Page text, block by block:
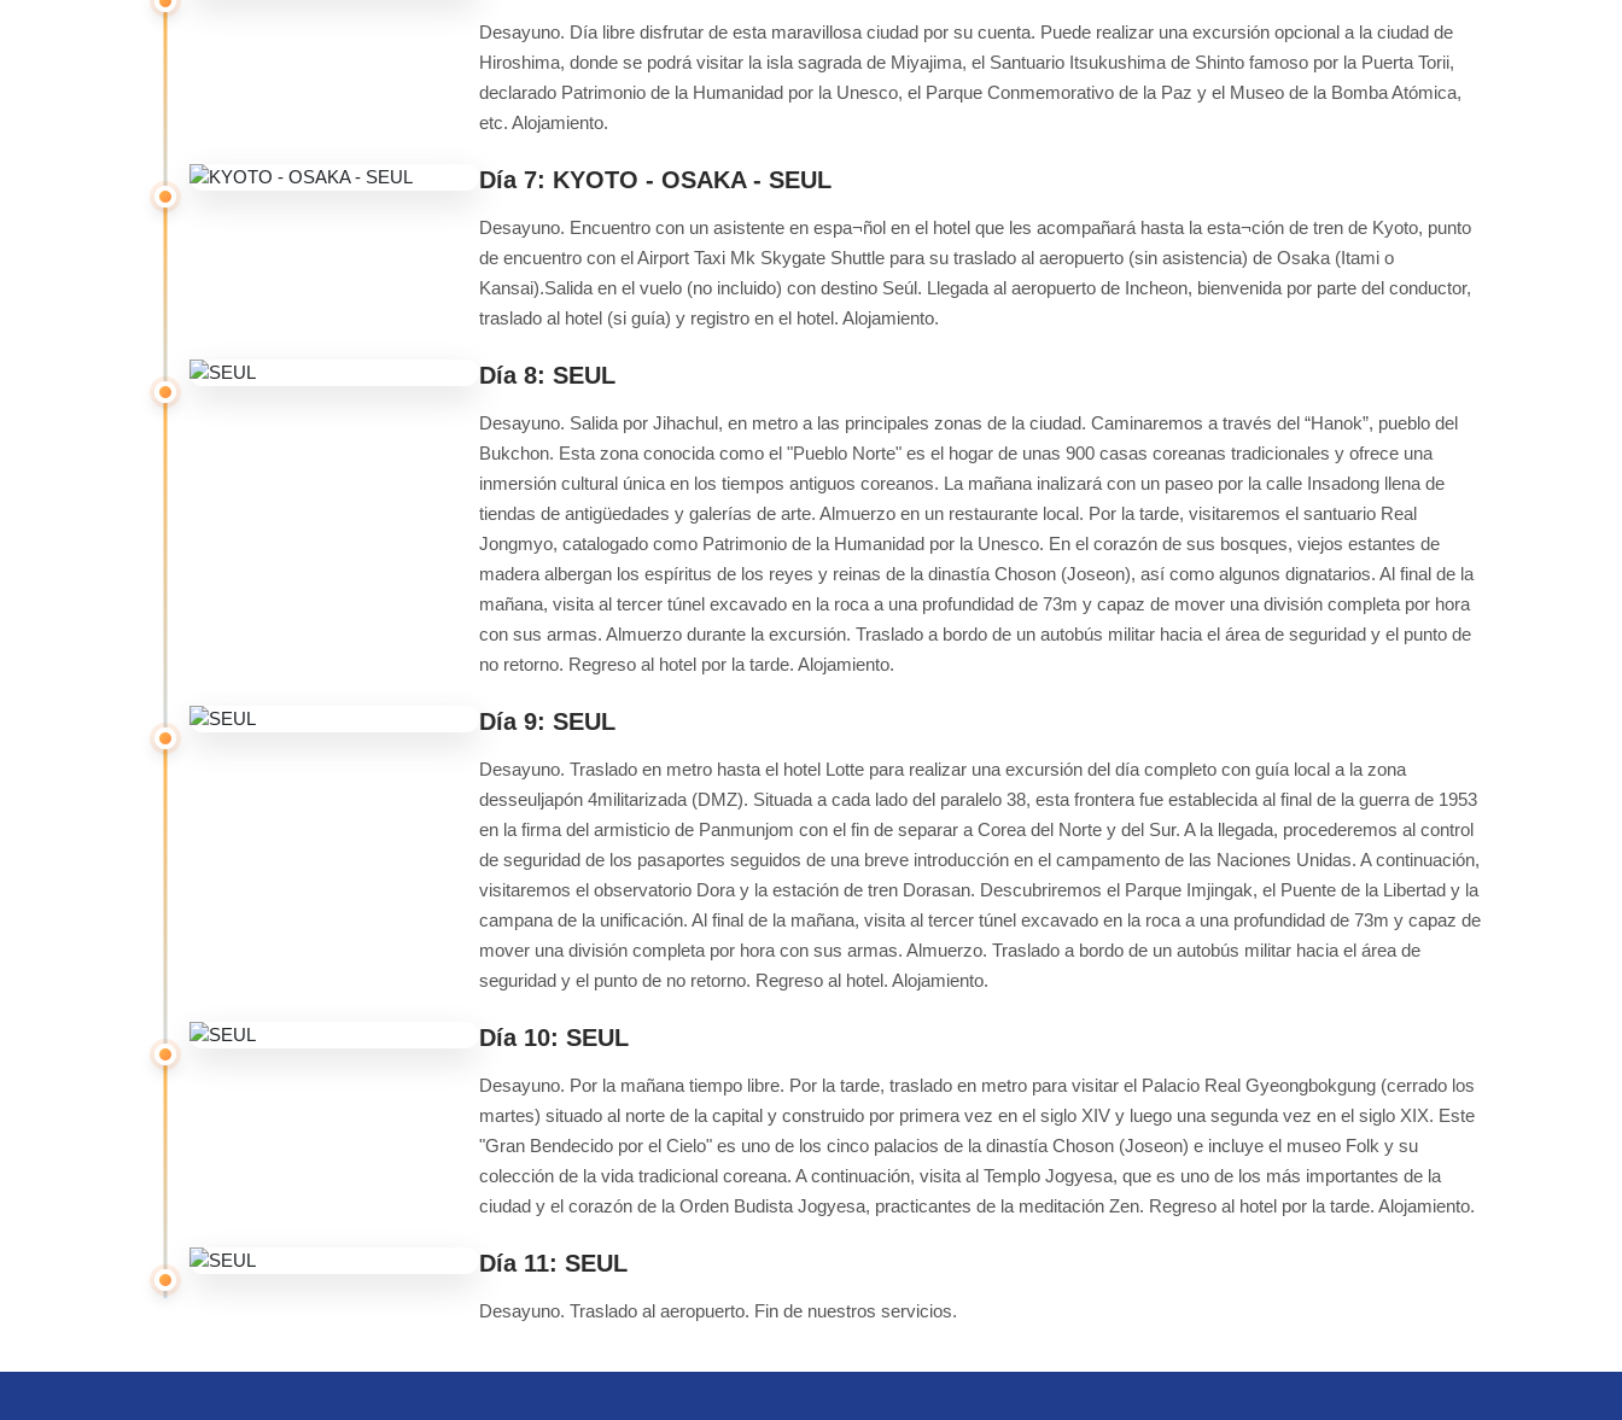
Desayuno. Día libre disfrutar de esta maravillosa ciudad por su cuenta. Puede realizar una excursión opcional a la ciudad de
Hiroshima, donde se podrá visitar la isla sagrada de Miyajima, el Santuario Itsukushima de Shinto famoso por la Puerta Torii,
declarado Patrimonio de la Humanidad por la Unesco, el Parque Conmemorativo de la Paz y el Museo de la Bomba Atómica,
etc. Alojamiento.
Día 7: KYOTO - OSAKA - SEUL
Desayuno. Encuentro con un asistente en espa¬ñol en el hotel que les acompañará hasta la esta¬ción de tren de Kyoto, punto
de encuentro con el Airport Taxi Mk Skygate Shuttle para su traslado al aeropuerto (sin asistencia) de Osaka (Itami o
Kansai).Salida en el vuelo (no incluido) con destino Seúl. Llegada al aeropuerto de Incheon, bienvenida por parte del conductor,
traslado al hotel (si guía) y registro en el hotel. Alojamiento.
Día 8: SEUL
Desayuno. Salida por Jihachul, en metro a las principales zonas de la ciudad. Caminaremos a través del “Hanok”, pueblo del
Bukchon. Esta zona conocida como el "Pueblo Norte" es el hogar de unas 900 casas coreanas tradicionales y ofrece una
inmersión cultural única en los tiempos antiguos coreanos. La mañana inalizará con un paseo por la calle Insadong llena de
tiendas de antigüedades y galerías de arte. Almuerzo en un restaurante local. Por la tarde, visitaremos el santuario Real
Jongmyo, catalogado como Patrimonio de la Humanidad por la Unesco. En el corazón de sus bosques, viejos estantes de
madera albergan los espíritus de los reyes y reinas de la dinastía Choson (Joseon), así como algunos dignatarios. Al final de la
mañana, visita al tercer túnel excavado en la roca a una profundidad de 73m y capaz de mover una división completa por hora
con sus armas. Almuerzo durante la excursión. Traslado a bordo de un autobús militar hacia el área de seguridad y el punto de
no retorno. Regreso al hotel por la tarde. Alojamiento.
Día 9: SEUL
Desayuno. Traslado en metro hasta el hotel Lotte para realizar una excursión del día completo con guía local a la zona
desseuljapón 4militarizada (DMZ). Situada a cada lado del paralelo 38, esta frontera fue establecida al final de la guerra de 1953
en la firma del armisticio de Panmunjom con el fin de separar a Corea del Norte y del Sur. A la llegada, procederemos al control
de seguridad de los pasaportes seguidos de una breve introducción en el campamento de las Naciones Unidas. A continuación,
visitaremos el observatorio Dora y la estación de tren Dorasan. Descubriremos el Parque Imjingak, el Puente de la Libertad y la
campana de la unificación. Al final de la mañana, visita al tercer túnel excavado en la roca a una profundidad de 73m y capaz de
mover una división completa por hora con sus armas. Almuerzo. Traslado a bordo de un autobús militar hacia el área de
seguridad y el punto de no retorno. Regreso al hotel. Alojamiento.
Día 10: SEUL
Desayuno. Por la mañana tiempo libre. Por la tarde, traslado en metro para visitar el Palacio Real Gyeongbokgung (cerrado los
martes) situado al norte de la capital y construido por primera vez en el siglo XIV y luego una segunda vez en el siglo XIX. Este
"Gran Bendecido por el Cielo" es uno de los cinco palacios de la dinastía Choson (Joseon) e incluye el museo Folk y su
colección de la vida tradicional coreana. A continuación, visita al Templo Jogyesa, que es uno de los más importantes de la
ciudad y el corazón de la Orden Budista Jogyesa, practicantes de la meditación Zen. Regreso al hotel por la tarde. Alojamiento.
Día 11: SEUL
Desayuno. Traslado al aeropuerto. Fin de nuestros servicios.